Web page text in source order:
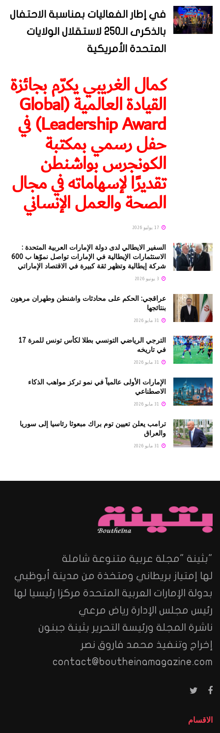
في إطار الفعاليات بمناسبة الاحتفال
بالذكرى الـ250 لاستقلال الولايات
المتحدة الأمريكية
كمال الغريبي يكرّم بجائزة
القيادة العالمية (Global
Leadership Award) في
حفل رسمي بمكتبة
الكونجرس بواشنطن
تقديرًا لإسهاماته في مجال
الصحة والعمل الإنساني
السفير الايطالي لدى دولة الإمارات العربية المتحدة :
الاستثمارات الإيطالية في الإمارات تواصل نموّها ب 600
شركة إيطالية وتظهر ثقة كبيرة في الاقتصاد الإماراتي
عراقجي: الحكم على محادثات واشنطن وطهران مرهون
بنتائجها
الترجي الرياضي التونسي بطلا لكأس تونس للمرة 17
في تاريخه
الإمارات الأولى عالمياً في نمو تركز مواهب الذكاء
الاصطناعي
ترامب يعلن تعيين توم براك مبعوثا رئاسيا إلى سوريا
والعراق
"بثينة "مجلة عربية متنوعة شاملة
لها إمتياز بريطاني ومتخذة من مدينة أبوظبي
بدولة الإمارات العربية المتحدة مركزا رئيسيا لها
رئيس مجلس الإدارة رياض مرعي
ناشرة المجلة ورئيسة التحرير بثينة جبنون
إخراج وتنفيذ محمد فاروق نصر
contact@boutheinamagazine.com
الاقسام